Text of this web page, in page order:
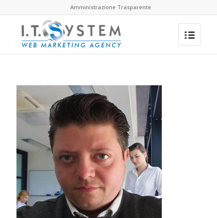
Amministrazione Trasparente